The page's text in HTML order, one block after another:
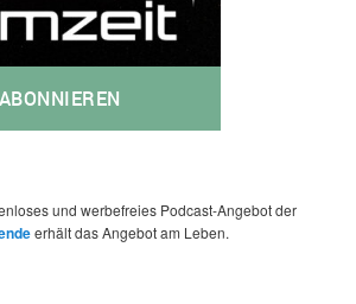
und werbefreies Podcast-Angebot der
erhält das Angebot am Leben.